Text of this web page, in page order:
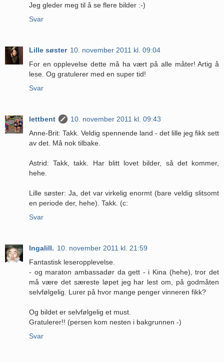
Jeg gleder meg til å se flere bilder :-)
Svar
Lille søster 10. november 2011 kl. 09:04
For en opplevelse dette må ha vært på alle måter! Artig å
lese. Og gratulerer med en super tid!
Svar
lettbent
10. november 2011 kl. 09:43
Anne-Brit: Takk. Veldig spennende land - det lille jeg fikk sett
av det. Må nok tilbake.
Astrid: Takk, takk. Har blitt lovet bilder, så det kommer,
hehe.
Lille søster: Ja, det var virkelig enormt (bare veldig slitsomt
en periode der, hehe). Takk. (c:
Svar
Ingalill. 10. november 2011 kl. 21:59
Fantastisk leseropplevelse.
- og maraton ambassadør da gett - i Kina (hehe), tror det
må være det særeste løpet jeg har lest om, på godmåten
selvfølgelig. Lurer på hvor mange penger vinneren fikk?
Og bildet er selvfølgelig et must.
Gratulerer!! (persen kom nesten i bakgrunnen -)
Svar